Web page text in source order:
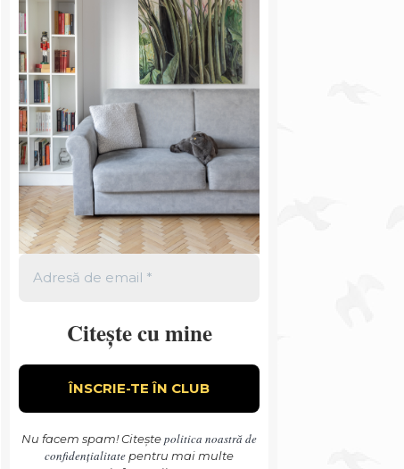
Citește cu mine
Nu facem spam! Citeștepolitica noastră de
confidențialitate pentru mai multe